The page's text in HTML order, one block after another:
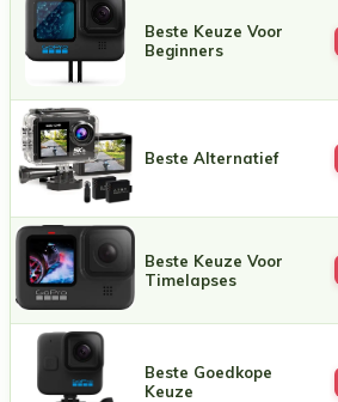
Beste Keuze Voor
Beginners
Beste Alternatief
Beste Keuze Voor
Timelapses
Beste Goedkope
Keuze